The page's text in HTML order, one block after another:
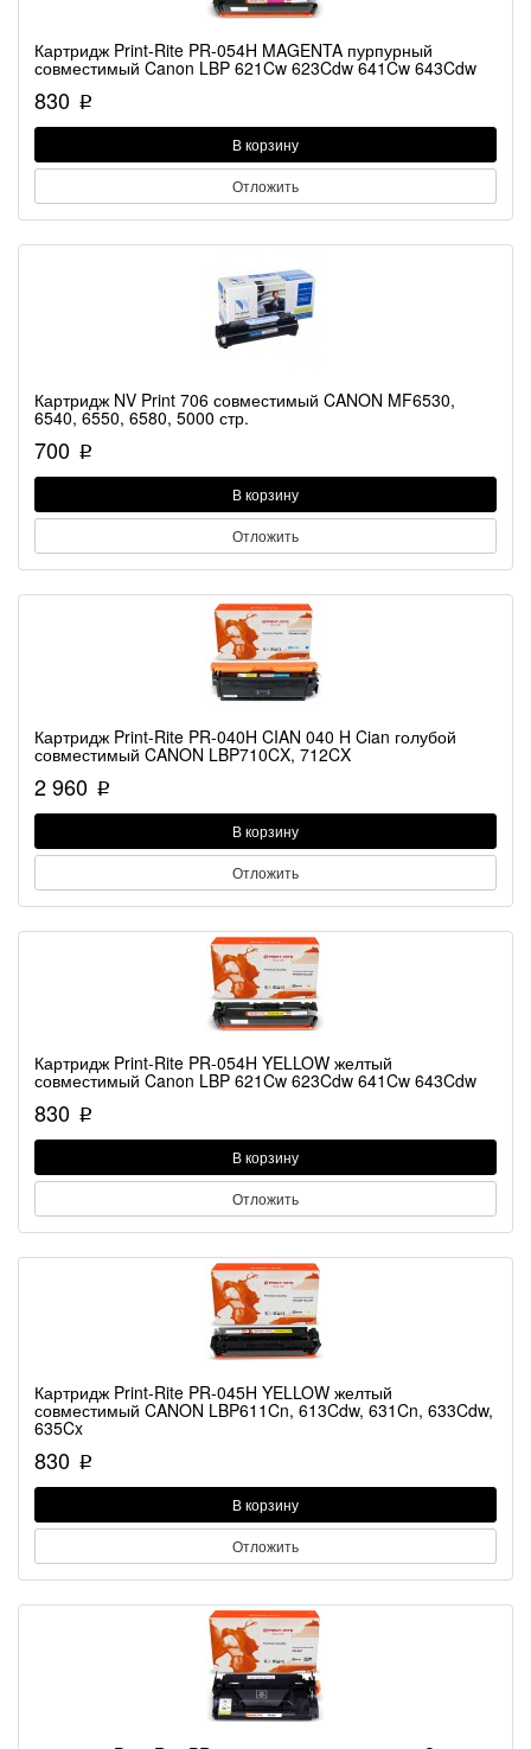
Картридж Print-Rite PR-054H MAGENTA пурпурный
совместимый Canon LBP 621Cw 623Cdw 641Cw 643Cdw
830 p
В корзину
Отложить
Картридж NV Print 706 совместимый CANON MF6530,
6540, 6550, 6580, 5000 стр.
700 p
В корзину
Отложить
Картридж Print-Rite PR-040H CIAN 040 H Cian голубой
совместимый CANON LBP710CX, 712CX
2 960 p
В корзину
Отложить
Картридж Print-Rite PR-054H YELLOW желтый
совместимый Canon LBP 621Cw 623Cdw 641Cw 643Cdw
830 p
В корзину
Отложить
Картридж Print-Rite PR-045H YELLOW желтый
совместимый CANON LBP611Cn, 613Cdw, 631Cn, 633Cdw,
635Cx
830 p
В корзину
Отложить